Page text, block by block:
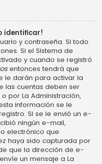
identificar!
y contraseña. Si todo
Si el Sistema de
y cuando se registró
entonces tendrá que
le darán para activar la
las cuentas deben ser
por La Administración,
información se le
Si se le envió un e-
ningún e-mail,
electrónico que
haya sido capturada por
que la dirección de e-
un mensaje a La